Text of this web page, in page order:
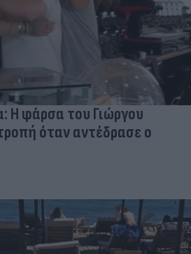
Η φάρσα του Γιώργου
όταν αντέδρασε ο